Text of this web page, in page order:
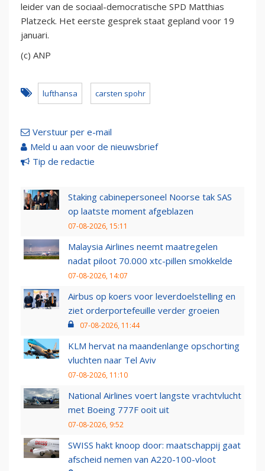
leider van de sociaal-democratische SPD Matthias
Platzeck. Het eerste gesprek staat gepland voor 19
januari.
(c) ANP
lufthansa carsten spohr
Verstuur per e-mail
Meld u aan voor de nieuwsbrief
Tip de redactie
Staking cabinepersoneel Noorse tak SAS
op laatste moment afgeblazen
07-08-2026, 15:11
Malaysia Airlines neemt maatregelen
nadat piloot 70.000 xtc-pillen smokkelde
07-08-2026, 14:07
Airbus op koers voor leverdoelstelling en
ziet orderportefeuille verder groeien
07-08-2026, 11:44
KLM hervat na maandenlange opschorting
vluchten naar Tel Aviv
07-08-2026, 11:10
National Airlines voert langste vrachtvlucht
met Boeing 777F ooit uit
07-08-2026, 9:52
SWISS hakt knoop door: maatschappij gaat
afscheid nemen van A220-100-vloot